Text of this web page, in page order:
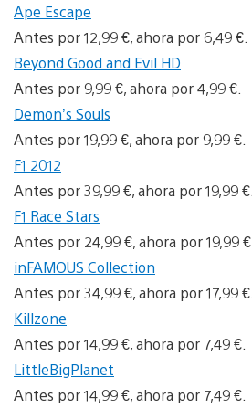
Ape Escape
Antes por 12,99 €, ahora por 6,49 €.
Beyond Good and Evil HD
Antes por 9,99 €, ahora por 4,99 €.
Demon’s Souls
Antes por 19,99 €, ahora por 9,99 €.
F1 2012
Antes por 39,99 €, ahora por 19,99 €.
F1 Race Stars
Antes por 24,99 €, ahora por 19,99 €.
inFAMOUS Collection
Antes por 34,99 €, ahora por 17,99 €.
Killzone
Antes por 14,99 €, ahora por 7,49 €.
LittleBigPlanet
Antes por 14,99 €, ahora por 7,49 €.